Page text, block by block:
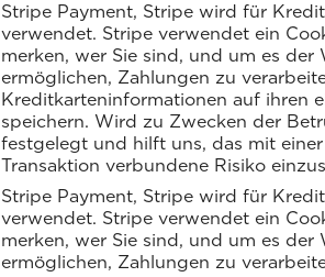
Stripe Payment, Stripe wird für
verwendet. Stripe verwendet ein
merken, wer Sie sind, und um es der
ermöglichen, Zahlungen zu
Kreditkarteninformationen auf ihren
speichern. Wird zu Zwecken der
festgelegt und hilft uns, das mit
Transaktion verbundene Risiko
Stripe Payment, Stripe wird für
verwendet. Stripe verwendet ein
merken, wer Sie sind, und um es der
ermöglichen, Zahlungen zu